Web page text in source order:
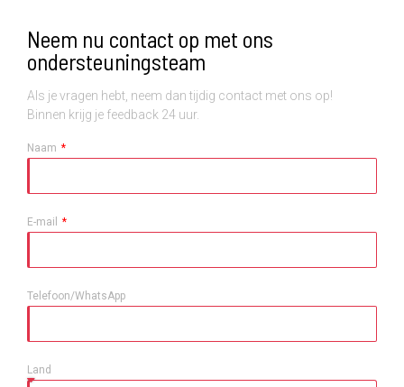
Neem nu contact op met ons
ondersteuningsteam
Als je vragen hebt, neem dan tijdig contact met ons op!
Binnen krijg je feedback 24 uur.
Naam
E-mail
Telefoon/WhatsApp
Land